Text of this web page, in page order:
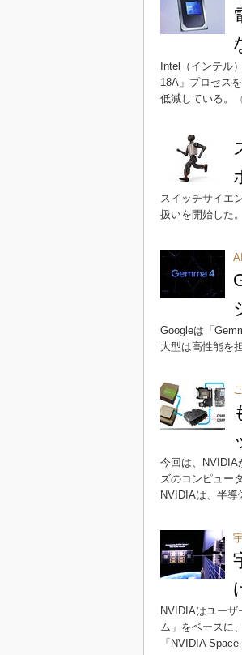
Intel（インテル
18A」プロセス
低減している。
スイッチサイエ
扱いを開始した。
Googleは「
大型は高性能を
今回は、NVIDIA
ズのコンピュー
NVIDIAは、半導
NVIDIAはユーザ
ム」をベースに
「NVIDIA